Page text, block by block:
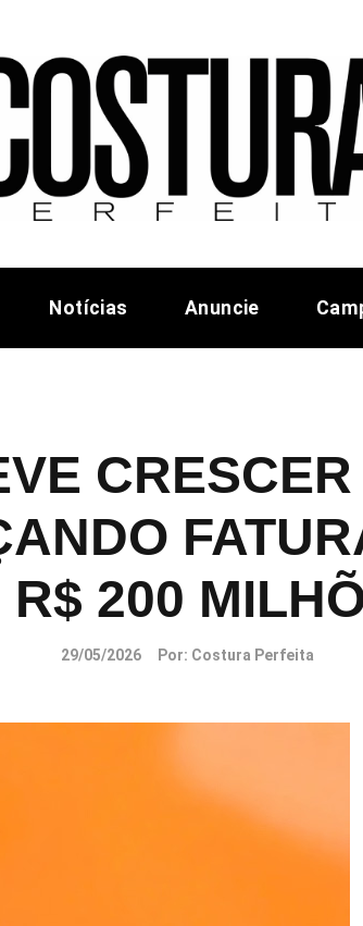
Notícias Anuncie
R$ 200
29/05/2026 Por: Costura Perfeita